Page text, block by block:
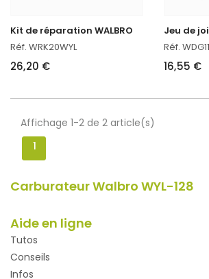
Kit de réparation WALBRO
Réf. WRK20WYL
26,20 €
Jeu de
Réf.
16,55 €
Affichage 1-2 de 2 article(s)
1
Carburateur Walbro WYL-128
Aide en ligne
Tutos
Conseils
Infos